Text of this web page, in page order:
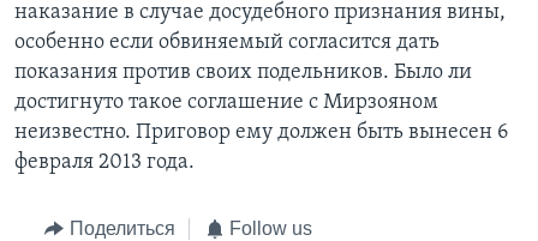
наказание в случае досудебного признания вины,
особенно если обвиняемый согласится дать
показания против своих подельников. Было ли
достигнуто такое соглашение с Мирзояном
неизвестно. Приговор ему должен быть вынесен 6
февраля 2013 года.
Поделиться Follow us